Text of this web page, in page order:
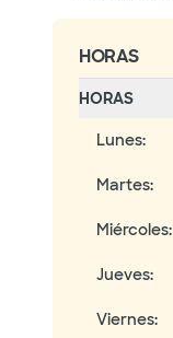
HORAS
HORAS
Lunes:
Martes:
Miércoles:
Jueves:
Viernes: